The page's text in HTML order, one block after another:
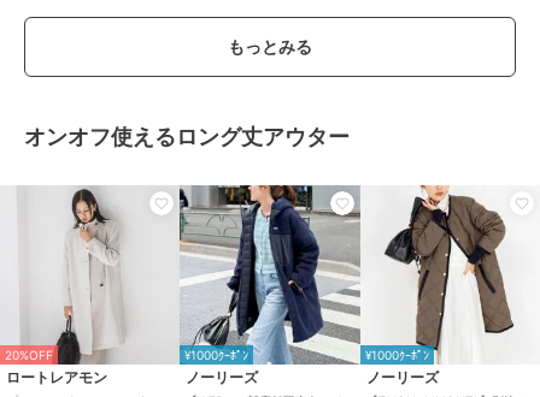
もっとみる
オンオフ使えるロング丈アウター
20%OFF
ロートレアモン
¥1000ｸｰﾎﾟﾝ
ノーリーズ
¥1000ｸｰﾎﾟﾝ
ノーリーズ